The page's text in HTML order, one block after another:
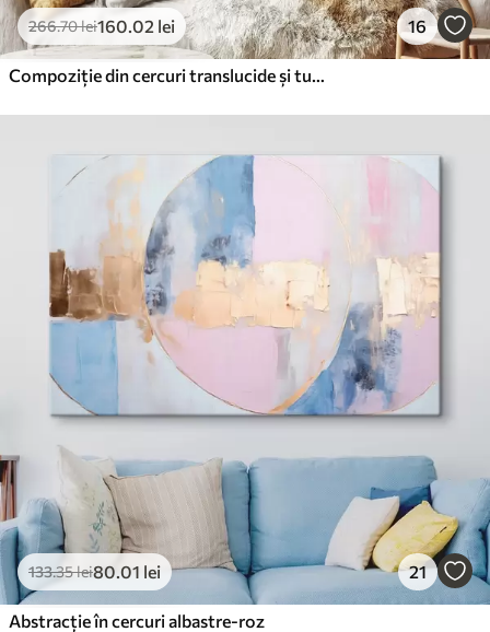
Eco-Premium
De La124.99lei
Cerneală sigură și inodoră
Suprafață tip pânză
Material ecologic
266.70lei160.02 lei 16
Compoziție din cercuri translucide și tulpini elegante
133.35lei80.01 lei 21
Abstracție în cercuri albastre-roz